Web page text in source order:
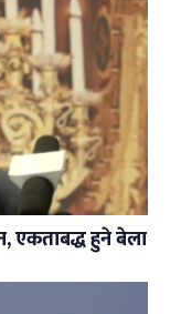
एकताबद्ध हुने बेला